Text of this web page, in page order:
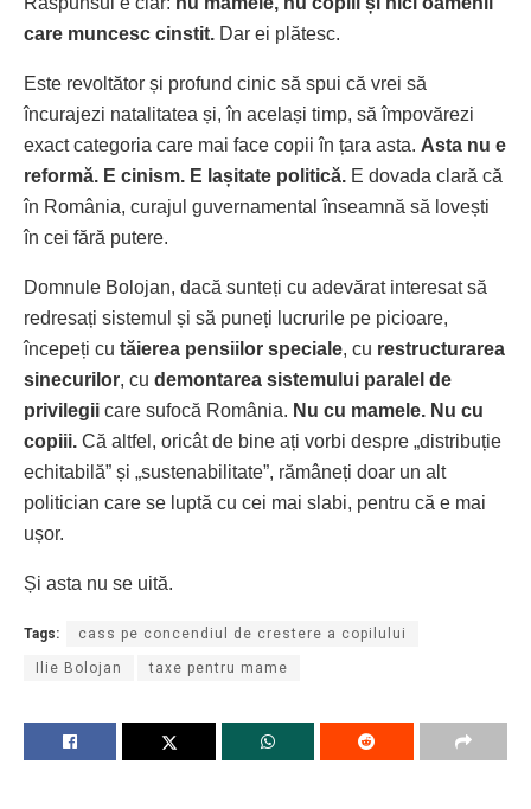
care muncesc cinstit. Dar ei plătesc.
Este revoltător și profund cinic să spui că vrei să
încurajezi natalitatea și, în același timp, să împovărezi
exact categoria care mai face copii în țara asta. Asta nu e
reformă. E cinism. E lașitate politică. E dovada clară că
în România, curajul guvernamental înseamnă să lovești
în cei fără putere.
Domnule Bolojan, dacă sunteți cu adevărat interesat să
redresați sistemul și să puneți lucrurile pe picioare,
începeți cu tăierea pensiilor speciale, cu restructurarea
sinecurilor, cu demontarea sistemului paralel de
privilegii care sufocă România. Nu cu mamele. Nu cu
copiii. Că altfel, oricât de bine ați vorbi despre „distribuție
echitabilă” și „sustenabilitate”, rămâneți doar un alt
politician care se luptă cu cei mai slabi, pentru că e mai
ușor.
Și asta nu se uită.
Tags: cass pe concendiul de crestere a copilului
Ilie Bolojan taxe pentru mame